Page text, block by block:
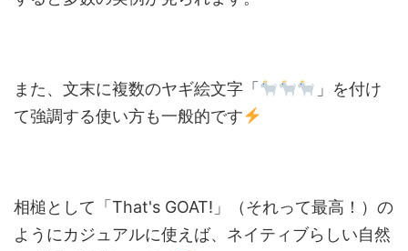
また、文末に複数のヤギ絵文字「
」を付け
て強調する使い方も一般的です
相槌として「That's GOAT!」（それって最高！）の
ようにカジュアルに使えば、ネイティブらしい自然